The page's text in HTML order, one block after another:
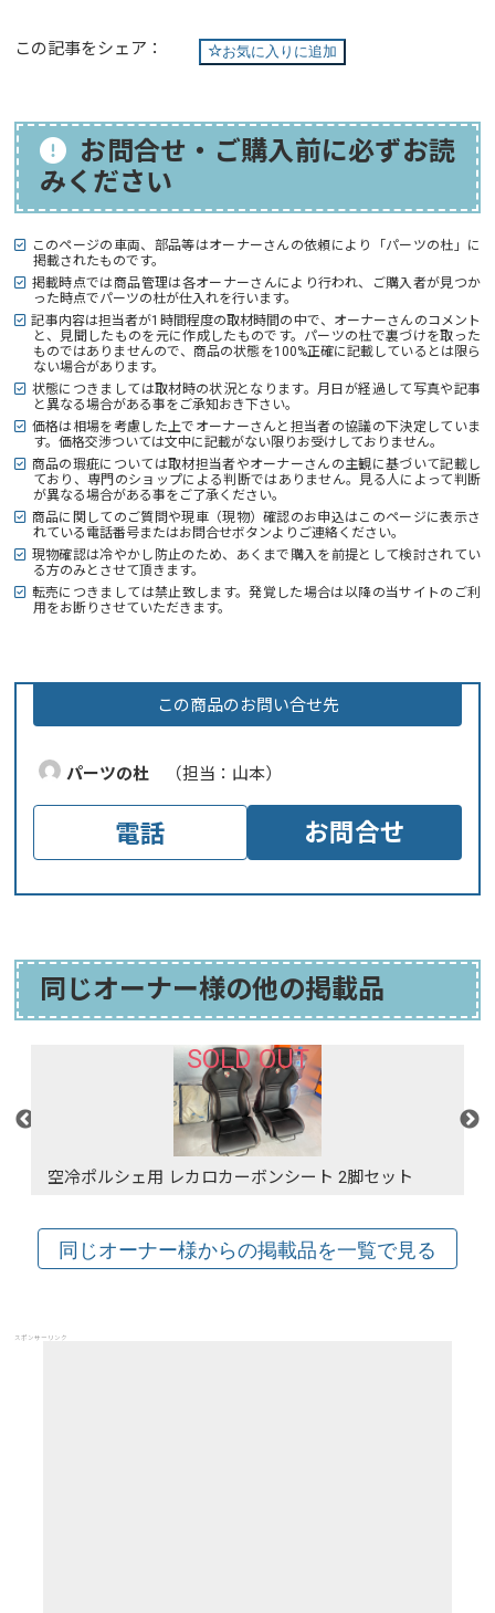
お気に入りに追加
この記事をシェア：
お問合せ・ご購入前に必ずお読
みください
このページの車両、部品等はオーナーさんの依頼により「パーツの杜」に
掲載されたものです。
掲載時点では商品管理は各オーナーさんにより行われ、ご購入者が見つか
った時点でパーツの杜が仕入れを行います。
記事内容は担当者が1時間程度の取材時間の中で、オーナーさんのコメント
と、見聞したものを元に作成したものです。パーツの杜で裏づけを取った
ものではありませんので、商品の状態を100%正確に記載しているとは限ら
ない場合があります。
状態につきましては取材時の状況となります。月日が経過して写真や記事
と異なる場合がある事をご承知おき下さい。
価格は相場を考慮した上でオーナーさんと担当者の協議の下決定していま
す。価格交渉ついては文中に記載がない限りお受けしておりません。
商品の瑕疵については取材担当者やオーナーさんの主観に基づいて記載し
ており、専門のショップによる判断ではありません。見る人によって判断
が異なる場合がある事をご了承ください。
商品に関してのご質問や現車（現物）確認のお申込はこのページに表示さ
れている電話番号またはお問合せボタンよりご連絡ください。
現物確認は冷やかし防止のため、あくまで購入を前提として検討されてい
る方のみとさせて頂きます。
転売につきましては禁止致します。発覚した場合は以降の当サイトのご利
用をお断りさせていただきます。
この商品のお問い合せ先
パーツの杜 （担当：山本）
電話 お問合せ
同じオーナー様の他の掲載品
SOLD OUT
空冷ポルシェ用 レカロカーボンシート 2脚セット
スポンサーリンク